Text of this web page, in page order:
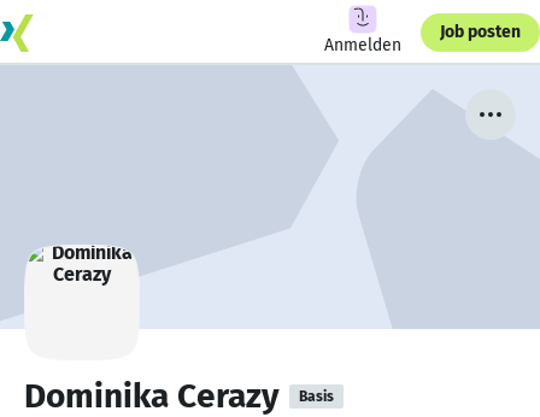
Anmelden
Job posten
Dominika Cerazy Basis